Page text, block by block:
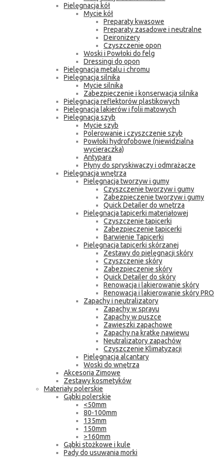
Pielęgnacja kół
Mycie kół
Preparaty kwasowe
Preparaty zasadowe i neutralne
Deironizery
Czyszczenie opon
Woski i Powłoki do felg
Dressingi do opon
Pielęgnacja metalu i chromu
Pielęgnacja silnika
Mycie silnika
Zabezpieczenie i konserwacja silnika
Pielęgnacja reflektorów plastikowych
Pielęgnacja lakierów i folii matowych
Pielęgnacja szyb
Mycie szyb
Polerowanie i czyszczenie szyb
Powłoki hydrofobowe (niewidzialna
wycieraczka)
Antypara
Płyny do spryskiwaczy i odmrażacze
Pielęgnacja wnętrza
Pielęgnacja tworzyw i gumy
Czyszczenie tworzyw i gumy
Zabezpieczenie tworzyw i gumy
Quick Detailer do wnętrza
Pielęgnacja tapicerki materiałowej
Czyszczenie tapicerki
Zabezpieczenie tapicerki
Barwienie Tapicerki
Pielęgnacja tapicerki skórzanej
Zestawy do pielęgnacji skóry
Czyszczenie skóry
Zabezpieczenie skóry
Quick Detailer do skóry
Renowacja i lakierowanie skóry
Renowacja i lakierowanie skóry PRO
Zapachy i neutralizatory
Zapachy w sprayu
Zapachy w puszce
Zawieszki zapachowe
Zapachy na kratkę nawiewu
Neutralizatory zapachów
Czyszczenie Klimatyzacji
Pielęgnacja alcantary
Woski do wnętrza
Akcesoria Zimowe
Zestawy kosmetyków
Materiały polerskie
Gąbki polerskie
<50mm
80-100mm
135mm
150mm
>160mm
Gąbki stożkowe i kule
Pady do usuwania morki